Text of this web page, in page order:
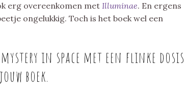
erg overeenkomen met Illuminae. En ergens
ongelukkig. Toch is het boek wel een
in space met een flinke dosis
jouw boek.